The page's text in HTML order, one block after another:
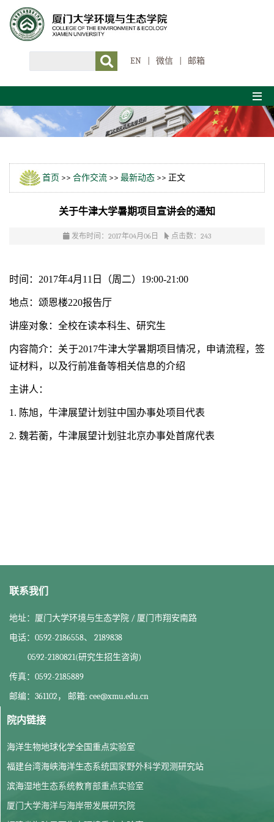
EN 微信 邮箱
首页 >> 合作交流 >> 最新动态 >> 正文
关于牛津大学暑期项目宣讲会的通知
发布时间：2017年04月06日 点击数： 243
时间：2017年4月11日（周二）19:00-21:00
地点：颂恩楼220报告厅
讲座对象：全校在读本科生、研究生
内容简介：关于2017牛津大学暑期项目情况，申请流程，签
证材料，以及行前准备等相关信息的介绍
主讲人：
1. 陈旭，牛津展望计划驻中国办事处项目代表
2. 魏若蘅，牛津展望计划驻北京办事处首席代表
联系我们
地址：厦门大学环境与生态学院 / 厦门市翔安南路
电话：0592-2186558、 2189838
0592-2180821(研究生招生咨询)
传真：0592-2185889
邮编：361102， 邮箱: cee@xmu.edu.cn
院内链接
海洋生物地球化学全国重点实验室
福建台湾海峡海洋生态系统国家野外科学观测研究站
滨海湿地生态系统教育部重点实验室
厦门大学海洋与海岸带发展研究院